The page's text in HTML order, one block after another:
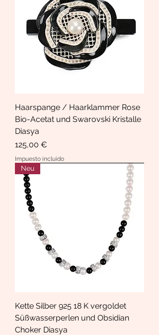
Haarspange / Haarklammer Rose
Bio-Acetat und Swarovski Kristalle
Diasya
Precio
125,00 €
Impuesto incluido
Neu
Kette Silber 925 18 K vergoldet
Süßwasserperlen und Obsidian
Choker Diasya